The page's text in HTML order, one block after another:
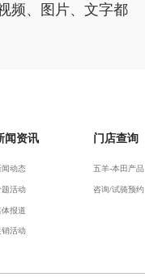
频、图片、文字都
闻资讯
闻动态
题活动
体报道
销活动
门店查询
五羊-本田产品
咨询/试骑预约